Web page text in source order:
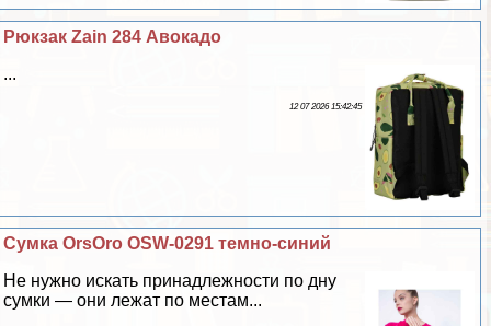
Рюкзак Zain 284 Авокадо
...
12 07 2026 15:42:45
Сумка OrsOro OSW-0291 темно-синий
Не нужно искать принадлежности по дну
сумки — они лежат по местам...